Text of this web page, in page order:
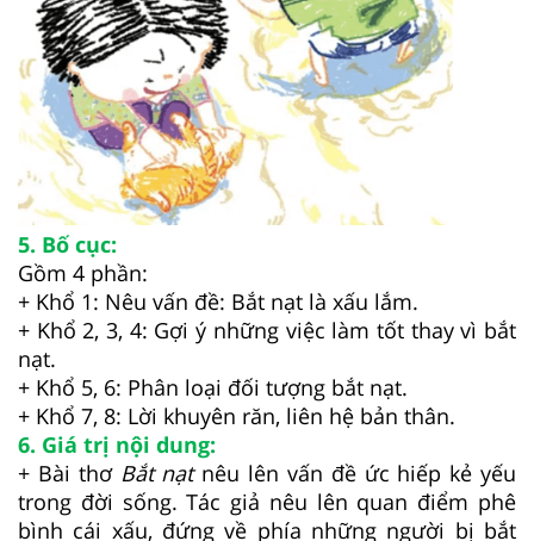
5. Bố cục:
Gồm 4 phần:
+ Khổ 1: Nêu vấn đề: Bắt nạt là xấu lắm.
+ Khổ 2, 3, 4: Gợi ý những việc làm tốt thay vì bắt
nạt.
+ Khổ 5, 6: Phân loại đối tượng bắt nạt.
+ Khổ 7, 8: Lời khuyên răn, liên hệ bản thân.
6. Giá trị nội dung:
+ Bài thơ Bắt nạtnêu lên vấn đề ức hiếp kẻ yếu
trong đời sống. Tác giả nêu lên quan điểm phê
bình cái xấu, đứng về phía những người bị bắt